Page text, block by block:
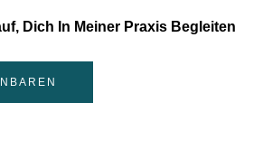
Dich In Meiner Praxis Begleiten